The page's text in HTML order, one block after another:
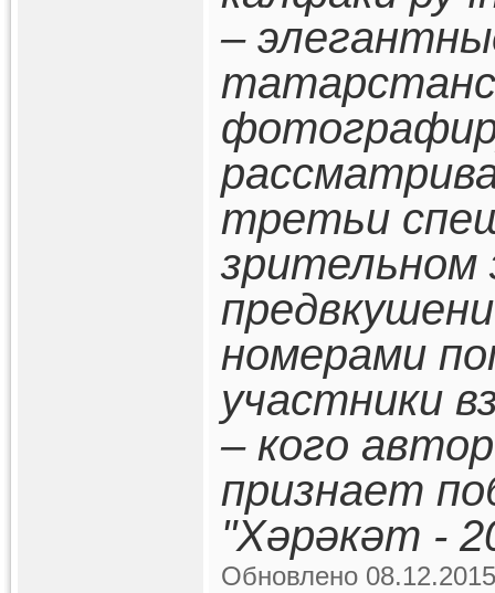
–
третьи
зрительном
номерами
участники
– кого
признает
"Хәрәкәт -
Обновлено